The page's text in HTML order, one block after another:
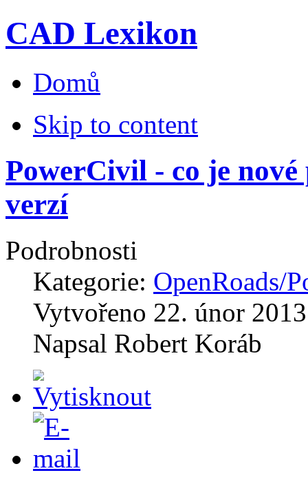
CAD Lexikon
Domů
Skip to content
PowerCivil - co je nové
verzí
Podrobnosti
Kategorie: OpenRoads/
Vytvořeno 22. únor 2013
Napsal Robert Koráb